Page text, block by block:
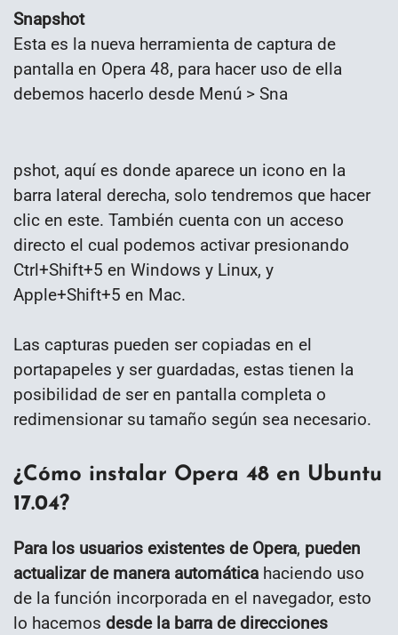
Snapshot
Esta es la nueva herramienta de captura de
pantalla en Opera 48, para hacer uso de ella
debemos hacerlo desde Menú > Sna
pshot, aquí es donde aparece un icono en la
barra lateral derecha, solo tendremos que hacer
clic en este. También cuenta con un acceso
directo el cual podemos activar presionando
Ctrl+Shift+5 en Windows y Linux, y
Apple+Shift+5 en Mac.
Las capturas pueden ser copiadas en el
portapapeles y ser guardadas, estas tienen la
posibilidad de ser en pantalla completa o
redimensionar su tamaño según sea necesario.
¿Cómo instalar Opera 48 en Ubuntu
17.04?
Para los usuarios existentes de Opera, pueden
actualizar de manera automática haciendo uso
de la función incorporada en el navegador, esto
lo hacemos desde la barra de direcciones